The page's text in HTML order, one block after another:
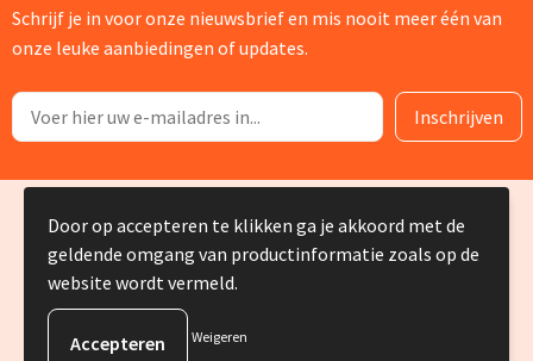
Schrijf je in voor onze nieuwsbrief en mis nooit meer één van
onze leuke aanbiedingen of updates.
© Copyright Silvia Bruin reclame-advies 2025
Door op accepteren te klikken ga je akkoord met de
geldende omgang van productinformatie zoals op de
website wordt vermeld.
Weigeren